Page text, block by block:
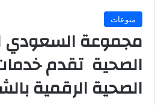
منوعات
مجموعة السعودي
الصحية تقدم خدمات
الصحية الرقمية